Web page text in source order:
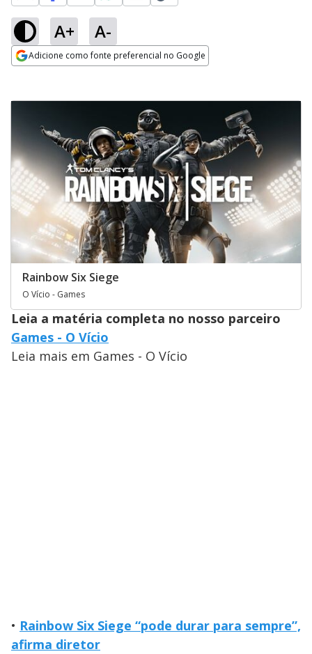
A+ A-
Adicione como fonte preferencial no Google
Rainbow Six Siege
O Vício - Games
Leia a matéria completa no nosso parceiro
Games - O Vício
Leia mais em Games - O Vício
• Rainbow Six Siege “pode durar para sempre”,
afirma diretor